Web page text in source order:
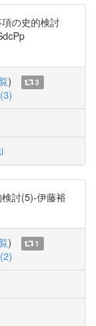
の史的検討
)
3
討(5)-伊藤裕
)
1